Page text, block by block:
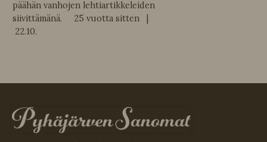
päähän vanhojen lehtiartikkeleiden
siivittämänä. 25 vuotta sitten |
22.10.